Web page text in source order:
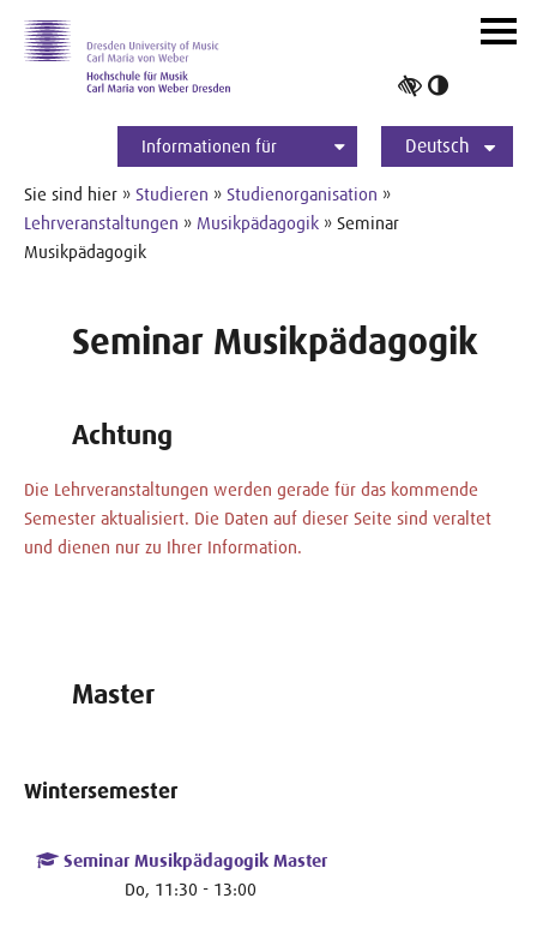
Informationen für
Studierende
Bewerber*innen
International
Presse
Alumni
Deutsch
ein-/
Sie sind hier » Studieren » Studienorganisation »
Lehrveranstaltungen » Musikpädagogik » Seminar
Musikpädagogik
Seminar Musikpädagogik
Achtung
Die Lehrveranstaltungen werden gerade für das kommende
Semester aktualisiert. Die Daten auf dieser Seite sind veraltet
und dienen nur zu Ihrer Information.
Master
Wintersemester
Seminar Musikpädagogik Master
Do, 11:30 - 13:00